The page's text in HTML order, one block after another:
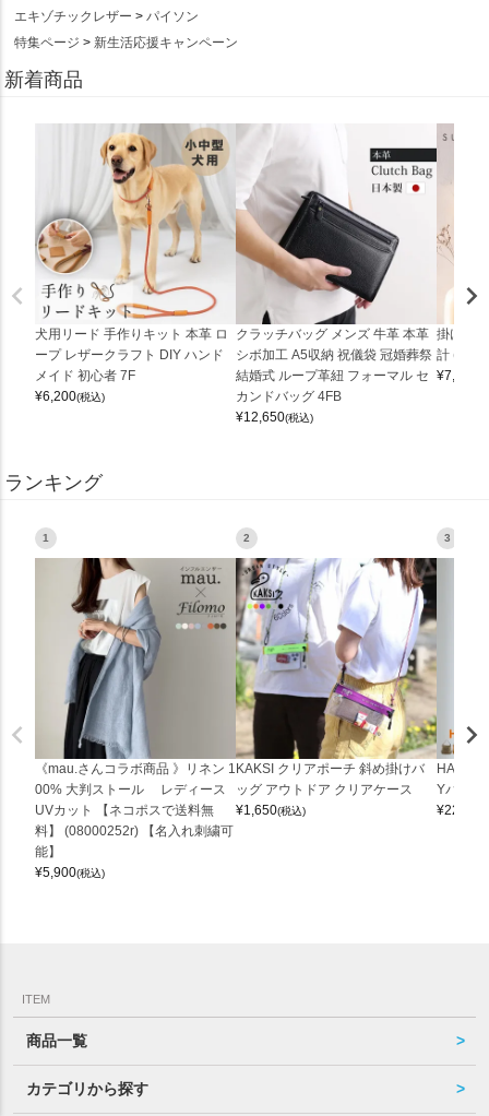
エキゾチックレザー
パイソン
特集ページ
新生活応援キャンペーン
新着商品
犬用リード 手作りキット 本革 ロ
ープ レザークラフト DIY ハンド
メイド 初心者 7F
¥6,200(税込)
クラッチバッグ メンズ 牛革 本革
シボ加工 A5収納 祝儀袋 冠婚葬祭
結婚式 ループ革紐 フォーマル セ
カンドバッグ 4FB
¥12,650(税込)
掛け時
計
¥7,150
ランキング
1
《mau.さんコラボ商品 》リネン 1
00% 大判ストール レディース
UVカット 【ネコポスで送料無
料】 (08000252r) 【名入れ刺繍可
能】
¥5,900(税込)
2
KAKSI クリアポーチ 斜め掛けバ
ッグ アウトドア クリアケース
¥1,650(税込)
3
Yバッグ
¥22,000
ITEM
商品一覧
カテゴリから探す